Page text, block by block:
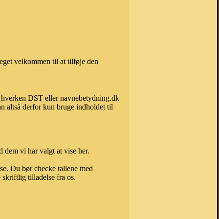
velkommen til at tilføje den
DST eller navnebetydning.dk
altså derfor kun bruge indholdet til
dem vi har valgt at vise her.
Du bør checke tallene med
skriftlig tilladelse fra os.